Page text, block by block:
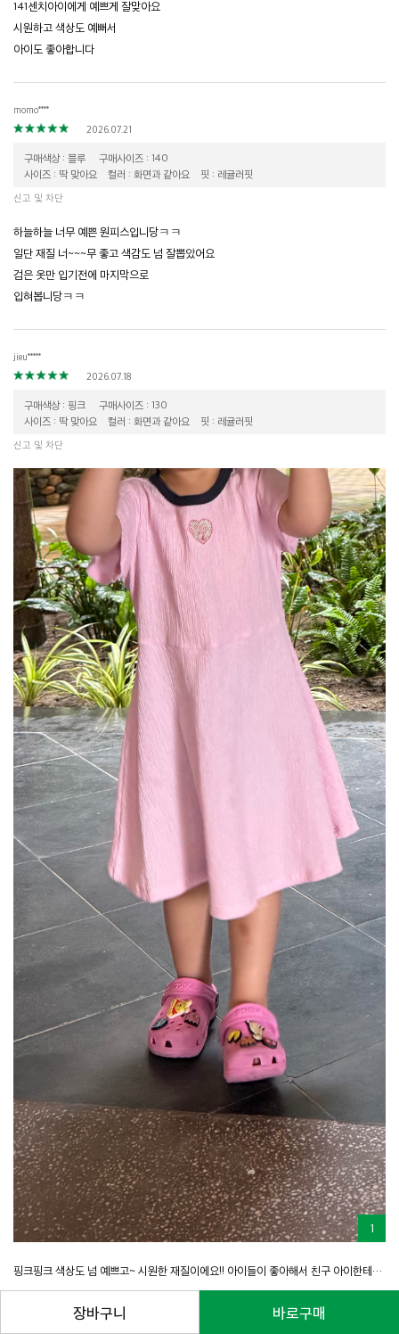
장바구니 바로구매
141센치아이에게 예쁘게 잘맞아요
시원하고 색상도 예뻐서
아이도 좋아합니다
momo****
2026.07.21
구매색상 : 블루
구매사이즈 : 140
사이즈 : 딱 맞아요
컬러 : 화면과 같아요 핏 : 레귤러핏
신고 및 차단
하늘하늘 너무 예쁜 원피스입니당ㅋㅋ
일단 재질 너~~~무 좋고 색감도 넘 잘뽑았어요
검은 옷만 입기전에 마지막으로
입혀봅니당ㅋㅋ
jieu*****
2026.07.18
구매색상 : 핑크
구매사이즈 : 130
사이즈 : 딱 맞아요
컬러 : 화면과 같아요 핏 : 레귤러핏
신고 및 차단
1
핑크핑크 색상도 넘 예쁘고~ 시원한 재질이에요!! 아이들이 좋아해서 친구 아이한테도 선물했네요~~^^